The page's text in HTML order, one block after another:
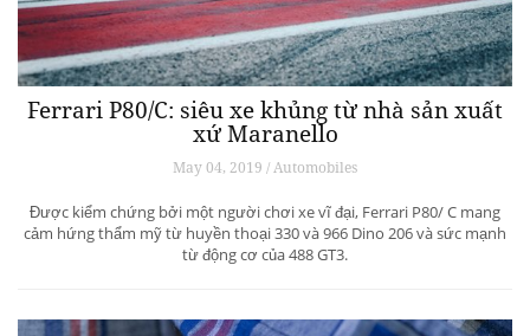
Ferrari P80/C: siêu xe khủng từ ​​nhà sản xuất
xứ Maranello
May 04, 2019 / Automobiles
Được kiểm chứng bởi một người chơi xe vĩ đại, Ferrari P80/ C mang
cảm hứng thẩm mỹ từ huyền thoại 330 và 966 Dino 206 và sức mạnh
từ động cơ của 488 GT3.